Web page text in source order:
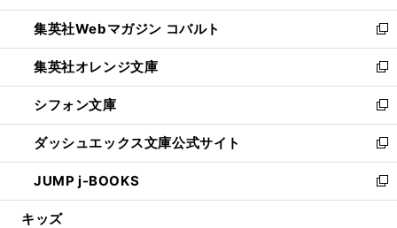
開
く
ウ
で
開
く
ン
ド
ウ
で
開
く
ウ
ィ
ン
ド
ウ
で
開
く
集英社Webマガジン コバルト
新
し
い
ウ
ィ
ン
ド
ウ
で
開
集英社オレンジ文庫
新
し
い
ウ
ィ
ン
ド
ウ
シフォン文庫
新
し
い
ウ
ィ
ン
ダッシュエックス文庫公式サイト
新
し
い
ウ
JUMP j-BOOKS
新
し
キッズ